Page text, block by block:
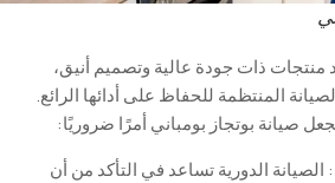
ذات جودة عالية وتصميم أنيق،
المنتظمة للحفاظ على أدائها الرائع.
بوتجاز بومباني أمرًا ضروريًا:
الدورية تساعدفيالتأكدمنأن